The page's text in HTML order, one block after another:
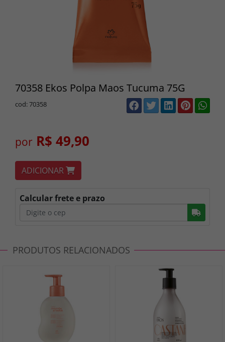
70358 Ekos Polpa Maos Tucuma 75G
cod: 70358
por R$ 49,90
ADICIONAR
Calcular frete e prazo
PRODUTOS RELACIONADOS